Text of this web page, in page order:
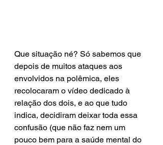
Que situação né? Só sabemos que
depois de muitos ataques aos
envolvidos na polêmica, eles
recolocaram o vídeo dedicado à
relação dos dois, e ao que tudo
indica, decidiram deixar toda essa
confusão (que não faz nem um
pouco bem para a saúde mental do